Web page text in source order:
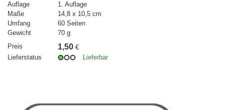
Auflage
1. Auflage
Maße
14,8 x 10,5 cm
Umfang
60 Seiten
Gewicht
70 g
Preis
1,50 €
Lieferstatus
Lieferbar